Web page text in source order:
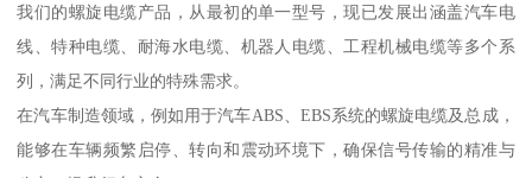
我们的螺旋电缆产品，从最初的单一型号，现已发展出涵盖汽车电
线、特种电缆、耐海水电缆、机器人电缆、工程机械电缆等多个系
列，满足不同行业的特殊需求。
在汽车制造领域，例如用于汽车ABS、EBS系统的螺旋电缆及总成，
能够在车辆频繁启停、转向和震动环境下，确保信号传输的精准与